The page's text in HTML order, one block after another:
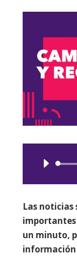
Las noticias
importantes
un minuto,
información